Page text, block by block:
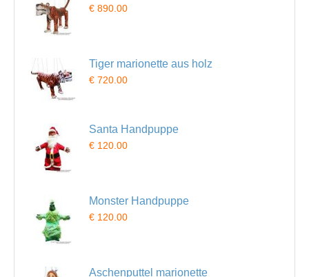
€ 890.00
Tiger marionette aus holz
€ 720.00
Santa Handpuppe
€ 120.00
Monster Handpuppe
€ 120.00
Aschenputtel marionette